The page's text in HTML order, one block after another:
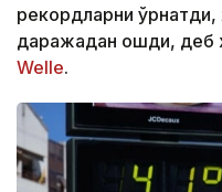
рекордларни ўрнатди,
даражадан ошди, деб
Welle.